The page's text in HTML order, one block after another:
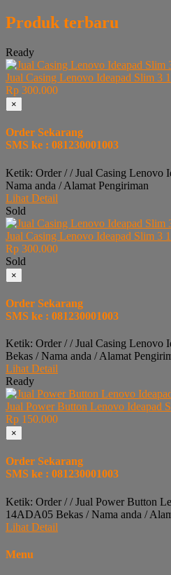
Produk terbaru
Ready
Jual Casing Lenovo Ideapad Slim 3
Rp 300.000
×
Order Sekarang
SMS ke : 081230001003
Ketik: Order / / Jual Casing Lenovo
Nama anda / Alamat Pengiriman
Lihat Detail
Sold
Jual Casing Lenovo Ideapad Slim 3
Rp 300.000
Sold
×
Order Sekarang
SMS ke : 081230001003
Ketik: Order / / Jual Casing Lenovo
Bekas / Nama anda / Alamat
Lihat Detail
Ready
Jual Power Button Lenovo Ideapad
Rp 150.000
×
Order Sekarang
SMS ke : 081230001003
Ketik: Order / / Jual Power Button
14ADA05 Bekas / Nama anda /
Lihat Detail
Menu